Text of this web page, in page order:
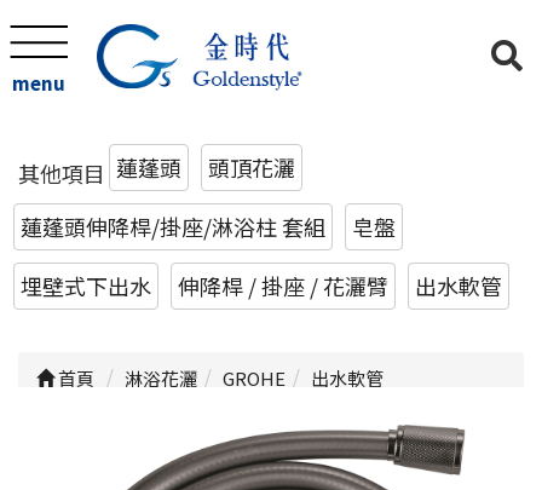
menu
其他項目 蓮蓬頭
頭頂花灑
蓮蓬頭伸降桿/掛座/淋浴柱 套組
皂盤
埋壁式下出水
伸降桿 / 掛座 / 花灑臂 出水軟管
首頁 淋浴花灑 GROHE 出水軟管